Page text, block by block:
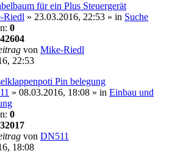
für ein Plus Steuergerät
Riedl » 23.03.2016, 22:53 » in Suche
0
42604
von Mike-Riedl
22:53
Pin belegung
» 08.03.2016, 18:08 » in Einbau und
0
32017
von DN511
18:08